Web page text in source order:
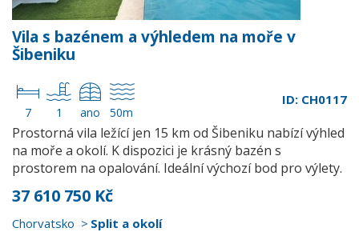
Vila s bazénem a výhledem na moře v
Šibeniku
7 1 ano 50m
ID: CH0117
Prostorná vila ležící jen 15 km od Šibeniku nabízí výhled
na moře a okolí. K dispozici je krásný bazén s
prostorem na opalování. Ideální výchozí bod pro výlety.
37 610 750 Kč
Chorvatsko Split a okolí